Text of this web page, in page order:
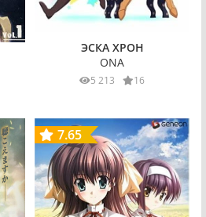
ЭСКА ХРОН
ONA
5 213 16
7.65